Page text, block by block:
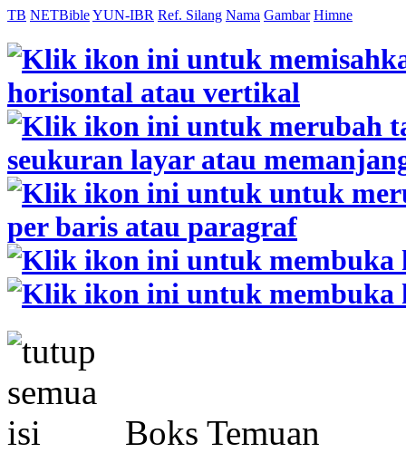
TB NETBibleYUN-IBR Ref. Silang Nama Gambar Himne
Boks Temuan